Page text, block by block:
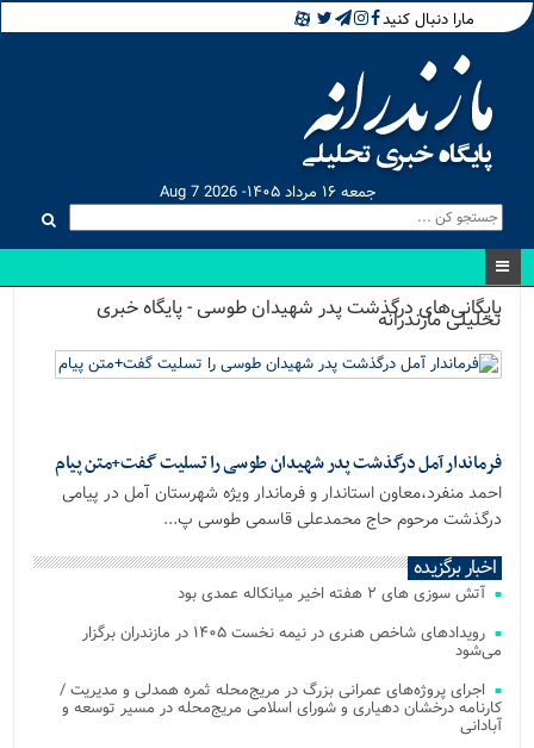
مارا دنبال کنید
جمعه ۱۶ مرداد ۱۴۰۵- Aug 7 2026
بایگانی‌های درگذشت پدر شهیدان طوسی - پایگاه خبری
تحلیلی مازندرانه
فرماندار آمل درگذشت پدر شهیدان طوسی را تسلیت گفت+متن پیام
احمد منفرد،معاون استاندار و فرماندار ویژه شهرستان آمل در پیامی
درگذشت مرحوم حاج محمدعلی قاسمی طوسی پ...
اخبار برگزیده
آتش‌ سوزی‌ های ۲ هفته اخیر میانکاله عمدی بود
رویدادهای شاخص هنری در نیمه نخست ۱۴۰۵ در مازندران برگزار
می‌شود
اجرای پروژه‌های عمرانی بزرگ در مریج‌محله ثمره همدلی و مدیریت /
کارنامه درخشان دهیاری و شورای اسلامی مریج‌محله در مسیر توسعه و
آبادانی